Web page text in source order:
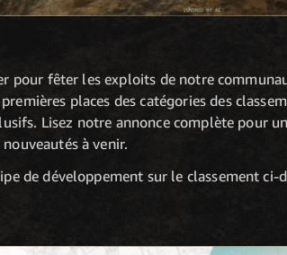
pour fêter les exploits de notre
places des catégories des
Lisez notre annonce complète pour un
à venir.
de développement sur le classement ci-